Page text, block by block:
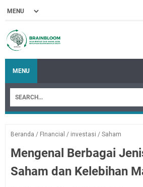
MENU
Beranda / FInancial / investasi / Saham
Mengenal Berbagai
Saham dan Kelebihan